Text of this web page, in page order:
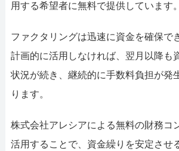
用する希望者に無料で提供しています。
ファクタリングは迅速に資金を確保で
計画的に活用しなければ、翌月以降も
状況が続き、継続的に手数料負担が発
ります。
株式会社アレシアによる無料の財務コ
活用することで、資金繰りを安定させ